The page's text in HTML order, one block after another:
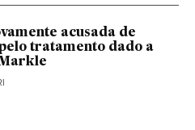
acusada de
tratamento dado a